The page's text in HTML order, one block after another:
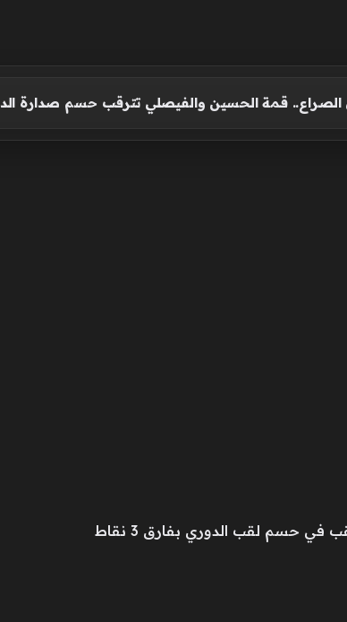
في حسم لقب الدوري بفارق 3 نقاط